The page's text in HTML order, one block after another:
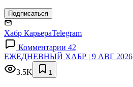
Подписаться
Хабр КарьераTelegram
Комментарии 42
ЕЖЕДНЕВНЫЙ ХАБР | 9 АВГ 2026
3.5K
1